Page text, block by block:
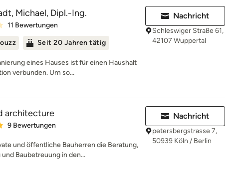
Michael, Dipl.-Ing.
Bewertung: 4.6 von 5 Sternen
11 Bewertungen
Seit 20 Jahren tätig
eines Hauses ist für einen Haushalt
verbunden. Um so...
Nachricht
Schleswiger Straße 61,
42107 Wuppertal
architecture
Bewertung: 4.9 von 5 Sternen
9 Bewertungen
und öffentliche Bauherren die Beratung,
Baubetreuung in den...
Nachricht
petersbergstrasse 7,
50939 Köln / Berlin